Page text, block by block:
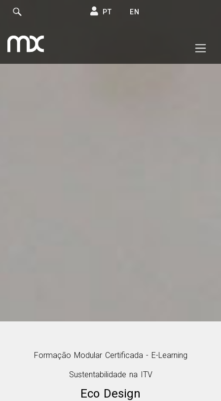
PT EN
Formação Modular Certificada - E-Learning
Sustentabilidade na ITV
Eco Design